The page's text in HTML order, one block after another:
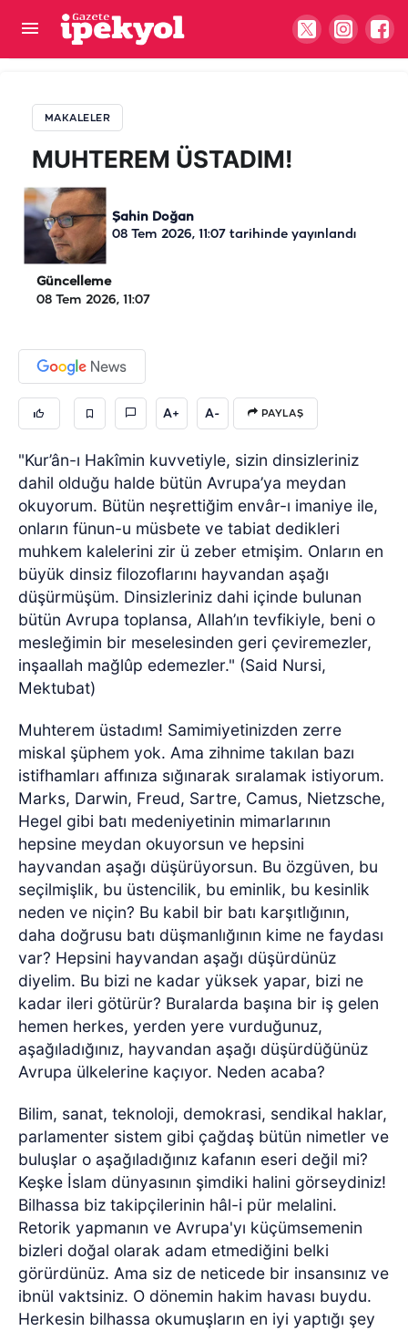
MAKALELER
MUHTEREM ÜSTADIM!
Şahin Doğan
08 Tem 2026, 11:07 tarihinde yayınlandı
Güncelleme
08 Tem 2026, 11:07
A+ A- PAYLAŞ
"Kur’ân-ı Hakîmin kuvvetiyle, sizin dinsizleriniz
dahil olduğu halde bütün Avrupa’ya meydan
okuyorum. Bütün neşrettiğim envâr-ı imaniye ile,
onların fünun-u müsbete ve tabiat dedikleri
muhkem kalelerini zir ü zeber etmişim. Onların en
büyük dinsiz filozoflarını hayvandan aşağı
düşürmüşüm. Dinsizleriniz dahi içinde bulunan
bütün Avrupa toplansa, Allah’ın tevfikiyle, beni o
mesleğimin bir meselesinden geri çeviremezler,
inşaallah mağlûp edemezler." (Said Nursi,
Mektubat)
Muhterem üstadım! Samimiyetinizden zerre
miskal şüphem yok. Ama zihnime takılan bazı
istifhamları affınıza sığınarak sıralamak istiyorum.
Marks, Darwin, Freud, Sartre, Camus, Nietzsche,
Hegel gibi batı medeniyetinin mimarlarının
hepsine meydan okuyorsun ve hepsini
hayvandan aşağı düşürüyorsun. Bu özgüven, bu
seçilmişlik, bu üstencilik, bu eminlik, bu kesinlik
neden ve niçin? Bu kabil bir batı karşıtlığının,
daha doğrusu batı düşmanlığının kime ne faydası
var? Hepsini hayvandan aşağı düşürdünüz
diyelim. Bu bizi ne kadar yüksek yapar, bizi ne
kadar ileri götürür? Buralarda başına bir iş gelen
hemen herkes, yerden yere vurduğunuz,
aşağıladığınız, hayvandan aşağı düşürdüğünüz
Avrupa ülkelerine kaçıyor. Neden acaba?
Bilim, sanat, teknoloji, demokrasi, sendikal haklar,
parlamenter sistem gibi çağdaş bütün nimetler ve
buluşlar o aşağıladığınız kafanın eseri değil mi?
Keşke İslam dünyasının şimdiki halini görseydiniz!
Bilhassa biz takipçilerinin hâl-i pür melalini.
Retorik yapmanın ve Avrupa'yı küçümsemenin
bizleri doğal olarak adam etmediğini belki
görürdünüz. Ama siz de neticede bir insansınız ve
ibnül vaktsiniz. O dönemin hakim havası buydu.
Herkesin bilhassa okumuşların en iyi yaptığı şey
MUHTEREM ÜSTADIM!